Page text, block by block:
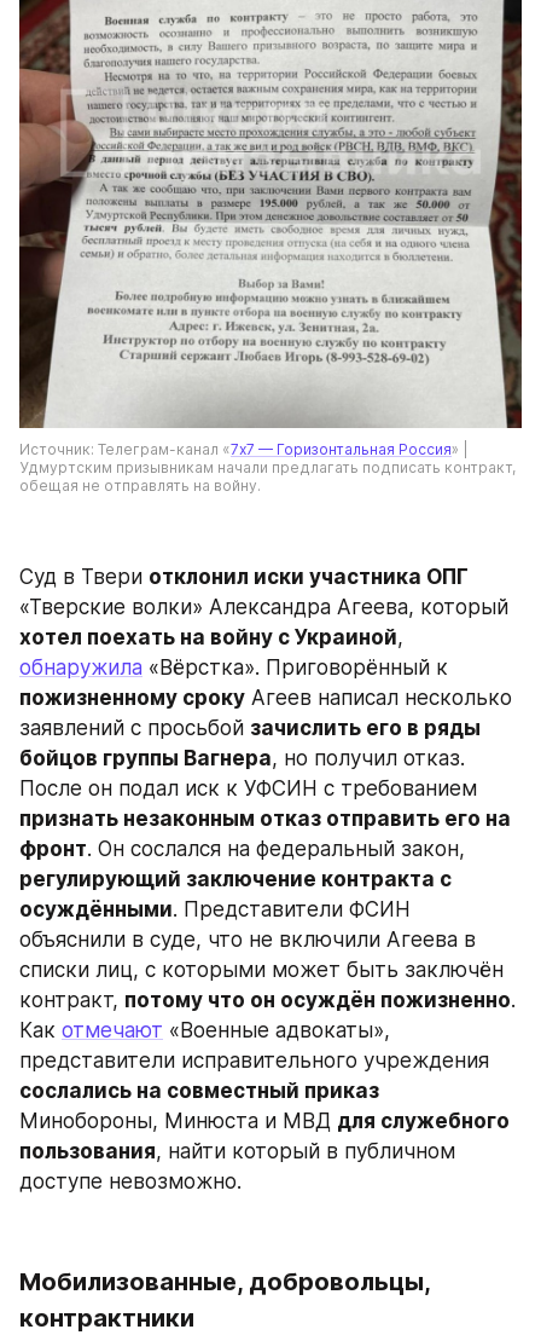
Источник: Телеграм-канал «7х7 — Горизонтальная Россия» |
Удмуртским призывникам начали предлагать подписать контракт,
обещая не отправлять на войну.
Суд в Твери отклонил иски участника ОПГ
хотел поехать на войну с Украиной
обнаружила
пожизненному сроку Агеев написал несколько
заявлений с просьбой зачислить его в ряды
бойцов группы Вагнера, но получил отказ.
признать незаконным отказ отправить его на
фронт
регулирующий заключение контракта с
осуждёнными. Представители ФСИН
объяснили в суде, что не включили Агеева в
списки лиц, с которыми может быть заключён
контракт, потому что он осуждён пожизненно.
Как отмечают «Военные адвокаты»,
сослались на совместный приказ
Минобороны, Минюста и МВД для служебного
пользования, найти который в публичном
доступе невозможно.
Мобилизованные, добровольцы,
контрактники